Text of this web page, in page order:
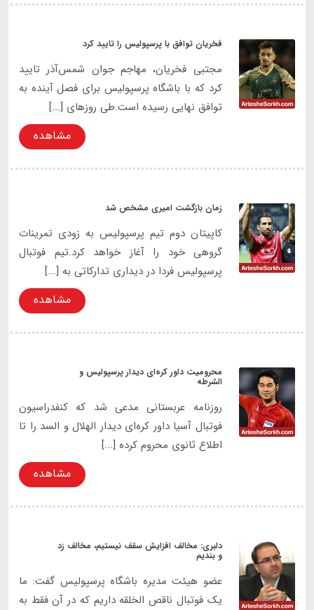
فخریان توافق با پرسپولیس را تایید کرد
مجتبی فخریان، مهاجم جوان شمس‌آذر تایید
کرد که با باشگاه پرسپولیس برای فصل آینده به
توافق نهایی رسیده است.طی روزهای [...]
مشاهده
زمان بازگشت امیری مشخص شد
کاپیتان دوم تیم پرسپولیس به زودی تمرینات
گروهی خود را آغاز خواهد کرد.تیم فوتبال
پرسپولیس فردا در دیداری تدارکاتی به [...]
مشاهده
محرومیت داور کره‌ای دیدار پرسپولیس و
الشرطه
روزنامه عربستانی مدعی شد که کنفدراسیون
فوتبال آسیا داور کره‌ای دیدار الهلال و السد را تا
اطلاع ثانوی محروم کرده [...]
مشاهده
دلبری: مخالف افزایش سقف نیستیم، مخالف زد
و بندیم
عضو هیئت مدیره باشگاه پرسپولیس گفت: ما
یک فوتبال ناقص الخلقه داریم که در آن فقط به